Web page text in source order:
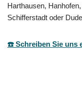
Harthausen,
Schifferstadt oder
☎️ Schreiben Sie uns